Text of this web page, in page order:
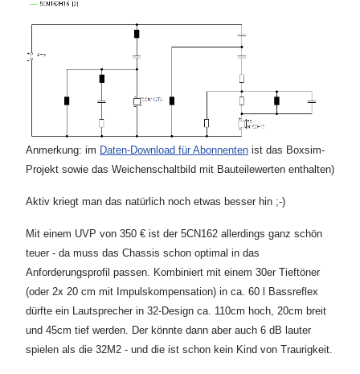
Anmerkung: im Daten-Download für Abonnenten ist das Boxsim-
Projekt sowie das Weichenschaltbild mit Bauteilewerten enthalten)
Aktiv kriegt man das natürlich noch etwas besser hin ;-)
Mit einem UVP von 350 € ist der 5CN162 allerdings ganz schön
teuer - da muss das Chassis schon optimal in das
Anforderungsprofil passen. Kombiniert mit einem 30er Tieftöner
(oder 2x 20 cm mit Impulskompensation) in ca. 60 l Bassreflex
dürfte ein Lautsprecher in 32-Design ca. 110cm hoch, 20cm breit
und 45cm tief werden. Der könnte dann aber auch 6 dB lauter
spielen als die 32M2 - und die ist schon kein Kind von Traurigkeit.